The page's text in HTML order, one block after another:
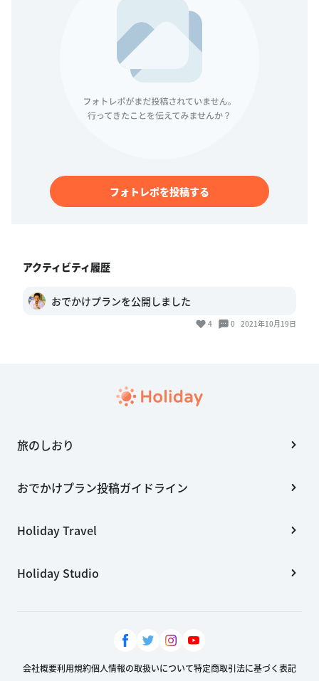
フォトレポを投稿する
アクティビティ履歴
おでかけプランを公開しました
4 0 2021年10月19日
旅のしおり
おでかけプラン投稿ガイドライン
Holiday Travel
Holiday Studio
会社概要利用規約個人情報の取扱いについて特定商取引法に基づく表記